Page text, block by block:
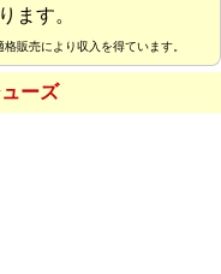
ます。
販売により収入を得ています。
ーズ